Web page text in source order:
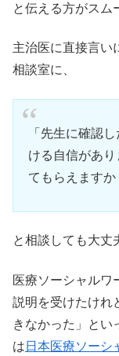
と伝える方がスム
主治医に直接言い
相談室に、
「先生に確認
ける自信があ
てもらえますか
と相談しても大丈
医療ソーシャルワ
説明を受けたけれ
きなかった」とい
は 日本医療ソーシ